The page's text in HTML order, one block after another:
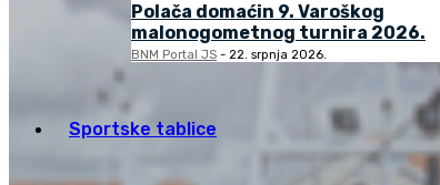
Polača domaćin 9. Varoškog
malonogometnog turnira 2026.
BNM Portal JS - 22. srpnja 2026.
Sportske tablice